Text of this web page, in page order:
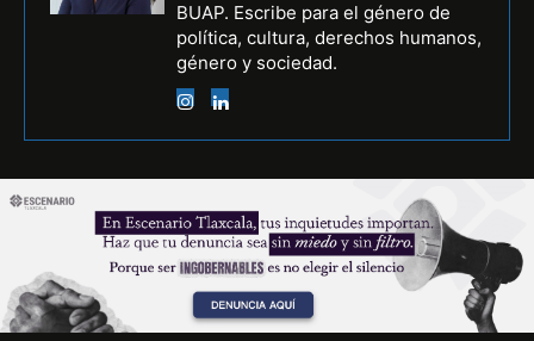
BUAP. Escribe para el género de
política, cultura, derechos humanos,
género y sociedad.